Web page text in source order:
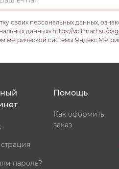
своих персональных данных,
данных» https://voltmart.su/
метрической системы
пароль?
Помощь
Как оформить
заказ